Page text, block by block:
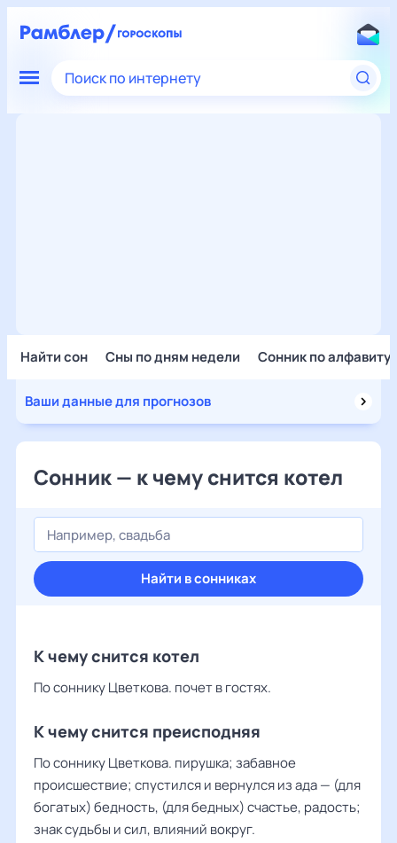
Поиск по интернету
Найти сон Сны по дням недели Сонник по алфавиту
Ваши данные для прогнозов
Сонник — к чему снится котел
Найти в сонниках
К чему снится котел
По соннику Цветкова. почет в гостях.
К чему снится преисподняя
По соннику Цветкова. пирушка; забавное
происшествие; спустился и вернулся из ада — (для
богатых) бедность, (для бедных) счастье, радость;
знак судьбы и сил, влияний вокруг.